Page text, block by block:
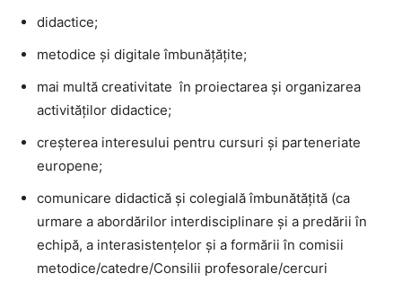
didactice;
metodice și digitale îmbunățățite;
mai multă creativitate în proiectarea și organizarea
activităților didactice;
creșterea interesului pentru cursuri și parteneriate
europene;
comunicare didactică și colegială îmbunătățită (ca
urmare a abordărilor interdisciplinare și a predării în
echipă, a interasistențelor și a formării în comisii
metodice/catedre/Consilii profesorale/cercuri